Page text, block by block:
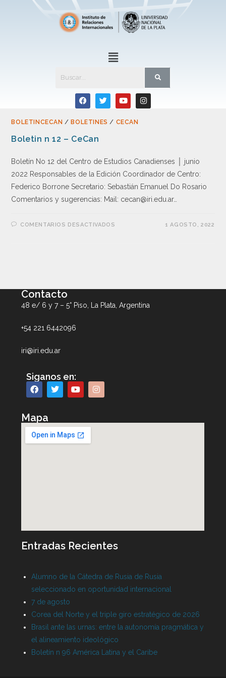
BOLETINCECAN / BOLETINES / CECAN
Boletin n 12 – CeCan
Boletín No 12 del Centro de Estudios Canadienses │ junio
2022 Responsables de la Edición Coordinador de Centro:
Federico Borrone Secretario: Sebastián Emanuel Do Rosario
Comentarios y sugerencias: Mail: cecan@iri.edu.ar…
COMENTARIOS DESACTIVADOS 1 AGOSTO, 2022
Contacto
48 e/ 6 y 7 – 5° Piso, La Plata, Argentina
+54 221 6442096
iri@iri.edu.ar
Siganos en:
Mapa
Entradas Recientes
Alumno de la Cátedra de Rusia de Rusia
seleccionado en oportunidad internacional
7 de agosto
Corea del Norte y el triple giro estratégico de 2026
Brasil ante las urnas: entre la autonomía pragmática y
el alineamiento ideológico
Boletín n 96 América Latina y el Caribe